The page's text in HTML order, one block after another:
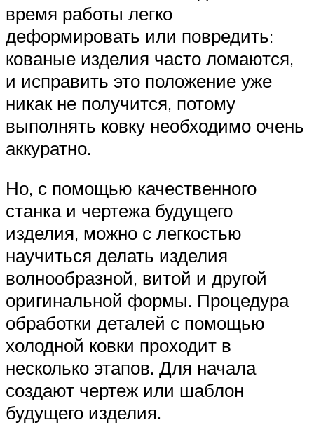
время работы легко
деформировать или повредить:
кованые изделия часто ломаются,
и исправить это положение уже
никак не получится, потому
выполнять ковку необходимо очень
аккуратно.
Но, с помощью качественного
станка и чертежа будущего
изделия, можно с легкостью
научиться делать изделия
волнообразной, витой и другой
оригинальной формы. Процедура
обработки деталей с помощью
холодной ковки проходит в
несколько этапов. Для начала
создают чертеж или шаблон
будущего изделия.